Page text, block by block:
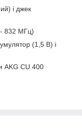
і джек
- 832 МГц)
(1,5 В) і
AKG CU 400